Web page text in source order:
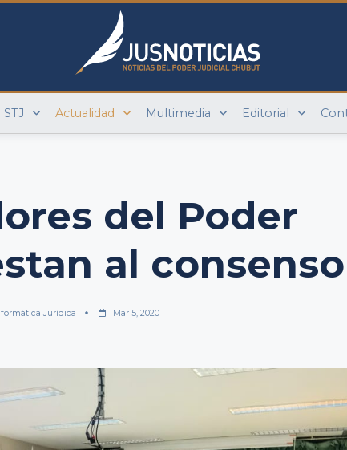
STJ Actualidad Multimedia Editorial
del Poder
al consenso
Jurídica Mar 5, 2020